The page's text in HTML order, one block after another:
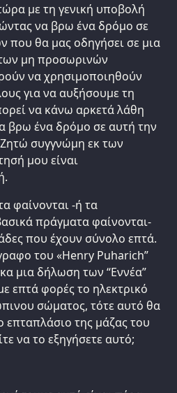
με τη γενική υποβολή
να βρω ένα δρόμο σε
που θα μας οδηγήσει σε μια
μη προσωρινών
να χρησιμοποιηθούν
για να αυξήσουμε τη
να κάνω αρκετά λάθη
ένα δρόμο σε αυτή την
συγγνώμη εκ των
μου είναι
φαίνονται -ή τα
πράγματα φαίνονται-
που έχουν σύνολο επτά.
του «Henry Puharich”
μια δήλωση των “Εννέα”
επτά φορές το ηλεκτρικό
σώματος, τότε αυτό θα
επταπλάσιο της μάζας του
να το εξηγήσετε αυτό;